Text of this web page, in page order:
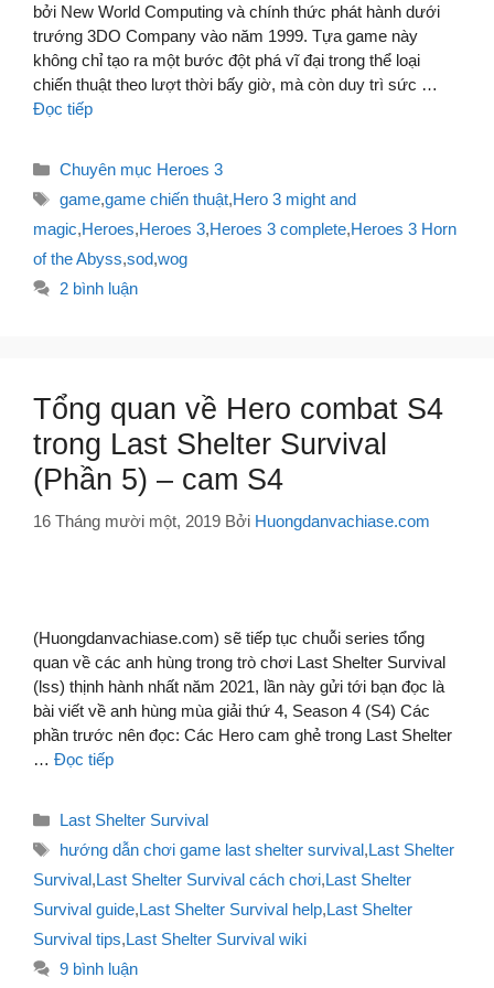
bởi New World Computing và chính thức phát hành dưới
trướng 3DO Company vào năm 1999. Tựa game này
không chỉ tạo ra một bước đột phá vĩ đại trong thể loại
chiến thuật theo lượt thời bấy giờ, mà còn duy trì sức …
Đọc tiếp
Danh
Chuyên mục Heroes 3
Thẻ
game,game chiến thuật,Hero 3 might and
magic,Heroes,Heroes 3,Heroes 3 complete,Heroes 3 Horn
of the Abyss,sod,wog
2 bình luận
Tổng quan về Hero combat S4
trong Last Shelter Survival
(Phần 5) – cam S4
16 Tháng mười một, 2019 Bởi Huongdanvachiase.com
(Huongdanvachiase.com) sẽ tiếp tục chuỗi series tổng
quan về các anh hùng trong trò chơi Last Shelter Survival
(lss) thịnh hành nhất năm 2021, lần này gửi tới bạn đọc là
bài viết về anh hùng mùa giải thứ 4, Season 4 (S4) Các
phần trước nên đọc: Các Hero cam ghẻ trong Last Shelter
… Đọc tiếp
Danh
mục
Last Shelter Survival
Thẻ
hướng dẫn chơi game last shelter survival,Last Shelter
Survival,Last Shelter Survival cách chơi,Last Shelter
Survival guide,Last Shelter Survival help,Last Shelter
Survival tips,Last Shelter Survival wiki
9 bình luận